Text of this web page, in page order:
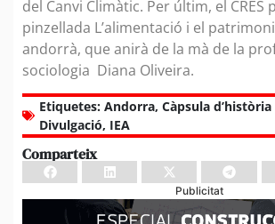
del Canvi Climàtic. Per últim, el CRES
pinzellada L’alimentació i el
andorrà, que anirà de la mà de la
sociologia Diana Oliveira.
Etiquetes: Andorra, Càpsula
Divulgació, IEA
Comparteix
Publicitat